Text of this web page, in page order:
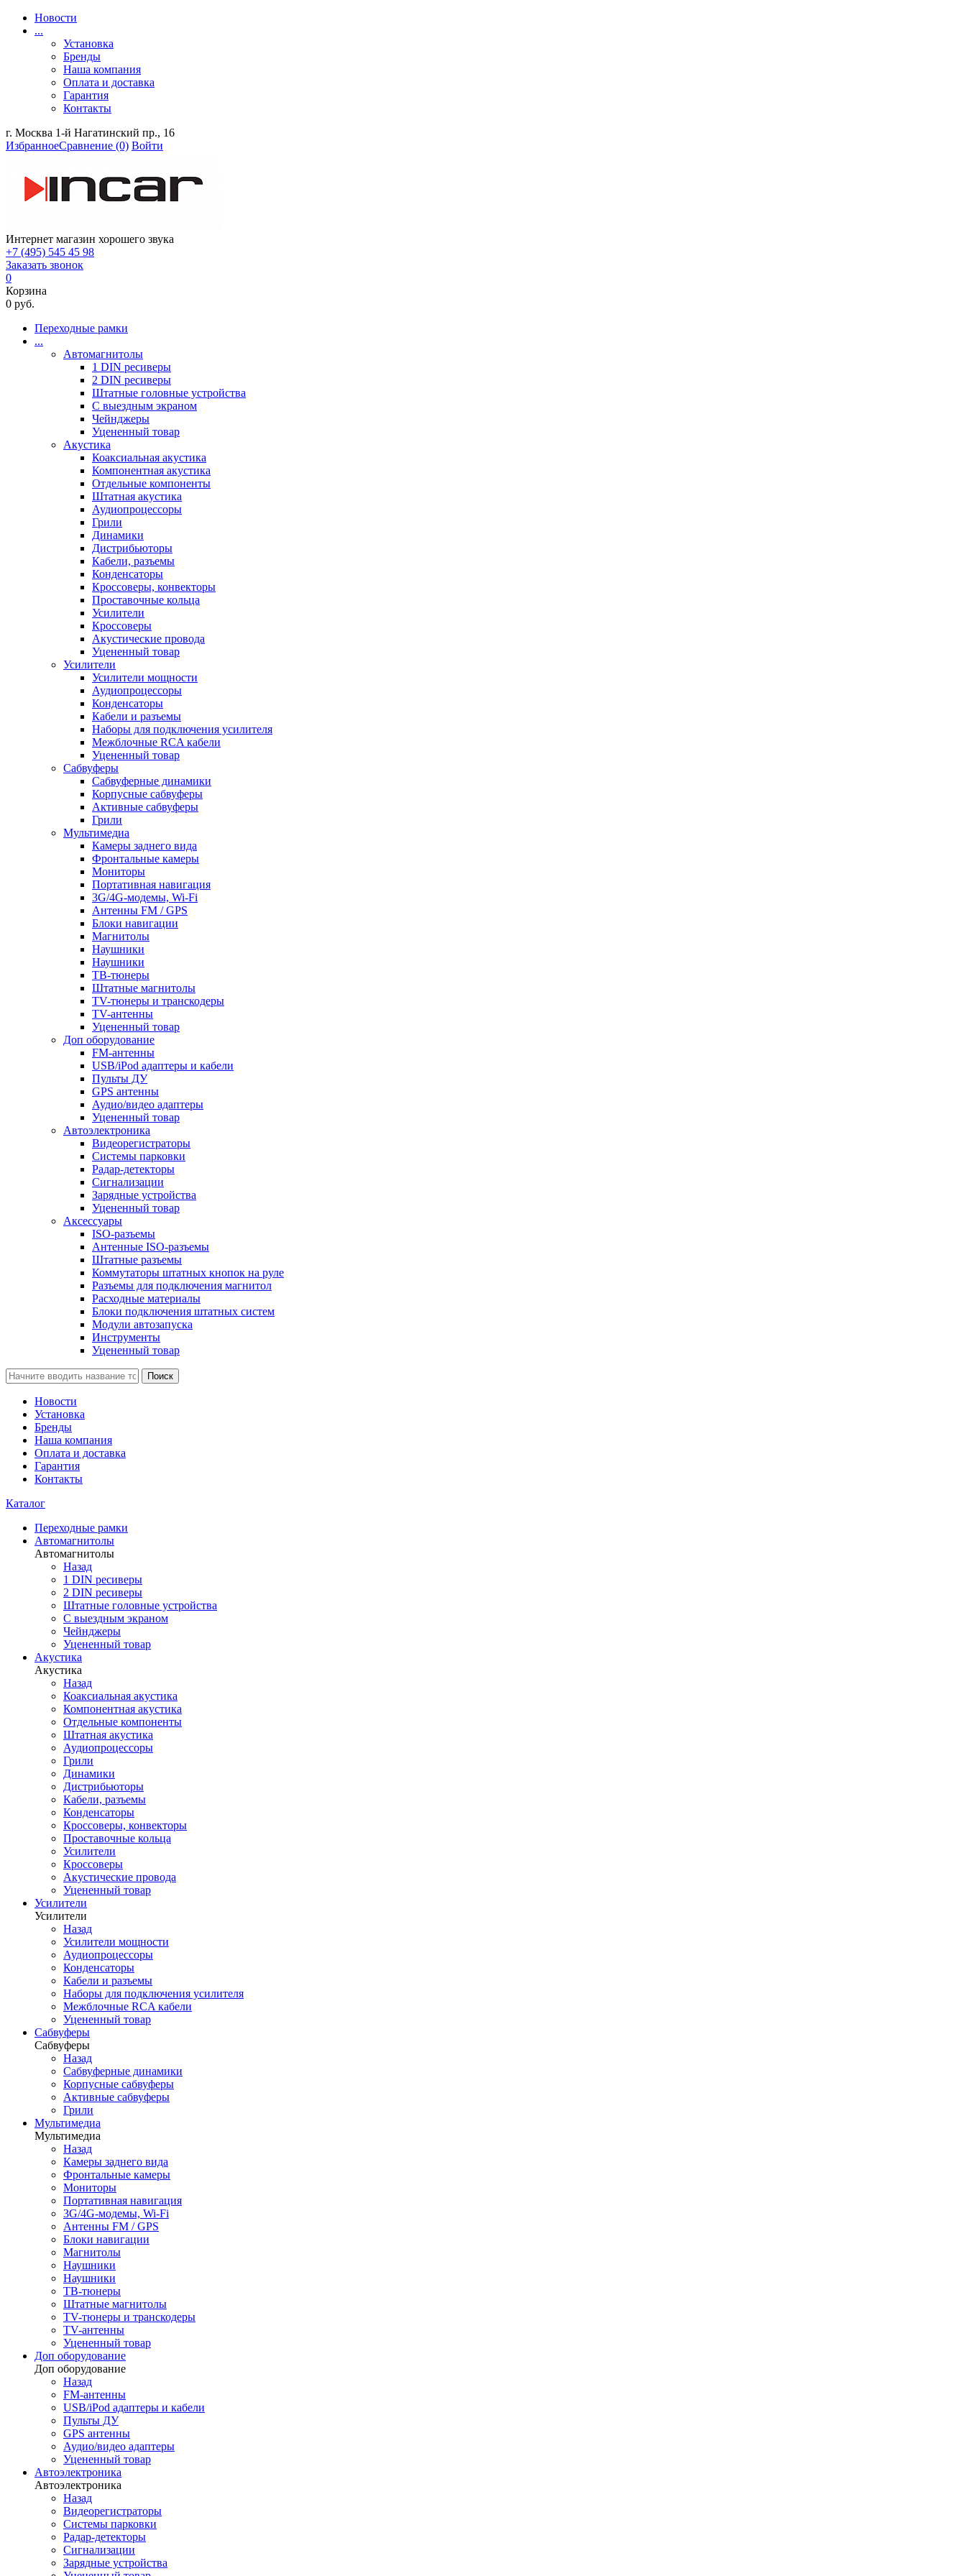
Новости
...
Установка
Бренды
Наша компания
Оплата и доставка
Гарантия
Контакты
г. Москва 1-й Нагатинский пр., 16
ИзбранноеСравнение (0) Войти
Интернет магазин хорошего звука
+7 (495) 545 45 98
Заказать звонок
0
Корзина
0 руб.
Переходные рамки
...
Автомагнитолы
1 DIN ресиверы
2 DIN ресиверы
Штатные головные устройства
С выездным экраном
Чейнджеры
Уцененный товар
Акустика
Коаксиальная акустика
Компонентная акустика
Отдельные компоненты
Штатная акустика
Аудиопроцессоры
Грили
Динамики
Дистрибьюторы
Кабели, разъемы
Конденсаторы
Кроссоверы, конвекторы
Проставочные кольца
Усилители
Кроссоверы
Акустические провода
Уцененный товар
Усилители
Усилители мощности
Аудиопроцессоры
Конденсаторы
Кабели и разъемы
Наборы для подключения усилителя
Межблочные RCA кабели
Уцененный товар
Сабвуферы
Сабвуферные динамики
Корпусные сабвуферы
Активные сабвуферы
Грили
Мультимедиа
Камеры заднего вида
Фронтальные камеры
Мониторы
Портативная навигация
3G/4G-модемы, Wi-Fi
Антенны FM / GPS
Блоки навигации
Магнитолы
Наушники
Наушники
ТВ-тюнеры
Штатные магнитолы
TV-тюнеры и транскодеры
TV-антенны
Уцененный товар
Доп оборудование
FM-антенны
USB/iPod адаптеры и кабели
Пульты ДУ
GPS антенны
Аудио/видео адаптеры
Уцененный товар
Автоэлектроника
Видеорегистраторы
Системы парковки
Радар-детекторы
Сигнализации
Зарядные устройства
Уцененный товар
Аксессуары
ISO-разъемы
Антенные ISO-разъемы
Штатные разъемы
Коммутаторы штатных кнопок на руле
Разъемы для подключения магнитол
Расходные материалы
Блоки подключения штатных систем
Модули автозапуска
Инструменты
Уцененный товар
Поиск
Новости
Установка
Бренды
Наша компания
Оплата и доставка
Гарантия
Контакты
Каталог
Переходные рамки
Автомагнитолы
Автомагнитолы
Назад
1 DIN ресиверы
2 DIN ресиверы
Штатные головные устройства
С выездным экраном
Чейнджеры
Уцененный товар
Акустика
Акустика
Назад
Коаксиальная акустика
Компонентная акустика
Отдельные компоненты
Штатная акустика
Аудиопроцессоры
Грили
Динамики
Дистрибьюторы
Кабели, разъемы
Конденсаторы
Кроссоверы, конвекторы
Проставочные кольца
Усилители
Кроссоверы
Акустические провода
Уцененный товар
Усилители
Усилители
Назад
Усилители мощности
Аудиопроцессоры
Конденсаторы
Кабели и разъемы
Наборы для подключения усилителя
Межблочные RCA кабели
Уцененный товар
Сабвуферы
Сабвуферы
Назад
Сабвуферные динамики
Корпусные сабвуферы
Активные сабвуферы
Грили
Мультимедиа
Мультимедиа
Назад
Камеры заднего вида
Фронтальные камеры
Мониторы
Портативная навигация
3G/4G-модемы, Wi-Fi
Антенны FM / GPS
Блоки навигации
Магнитолы
Наушники
Наушники
ТВ-тюнеры
Штатные магнитолы
TV-тюнеры и транскодеры
TV-антенны
Уцененный товар
Доп оборудование
Доп оборудование
Назад
FM-антенны
USB/iPod адаптеры и кабели
Пульты ДУ
GPS антенны
Аудио/видео адаптеры
Уцененный товар
Автоэлектроника
Автоэлектроника
Назад
Видеорегистраторы
Системы парковки
Радар-детекторы
Сигнализации
Зарядные устройства